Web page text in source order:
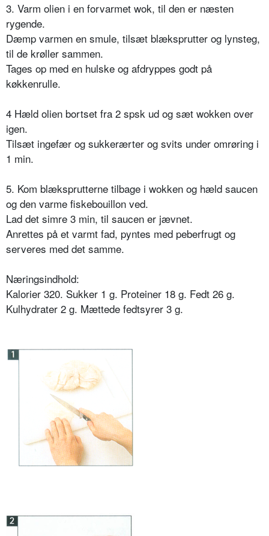
3. Varm olien i en forvarmet wok, til den er næsten
rygende.
Dæmp varmen en smule, tilsæt blæksprutter og lynsteg,
til de krøller sammen.
Tages op med en hulske og afdryppes godt på
køkkenrulle.
4 Hæld olien bortset fra 2 spsk ud og sæt wokken over
igen.
Tilsæt ingefær og sukkerærter og svits under omrøring i
1 min.
5. Kom blæksprutterne tilbage i wokken og hæld saucen
og den varme fiskebouillon ved.
Lad det simre 3 min, til saucen er jævnet.
Anrettes på et varmt fad, pyntes med peberfrugt og
serveres med det samme.
Næringsindhold:
Kalorier 320. Sukker 1 g. Proteiner 18 g. Fedt 26 g.
Kulhydrater 2 g. Mættede fedtsyrer 3 g.